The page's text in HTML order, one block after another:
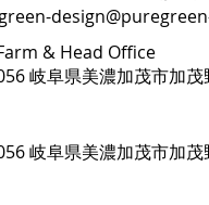
& Head Office
岐阜県美濃加茂市加
岐阜県美濃加茂市加